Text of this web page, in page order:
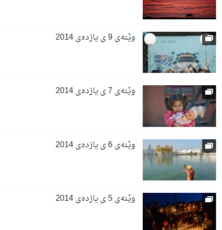
وێنه‌ی 9 ی یازده‌ی 2014
وێنه‌ی 7 ی یازده‌ی 2014
وێنه‌ی 6 ی یازده‌ی 2014
وێنه‌ی 5 ی یازده‌ی 2014